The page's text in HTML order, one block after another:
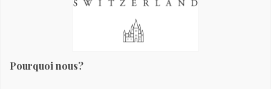
Pourquoi nous?